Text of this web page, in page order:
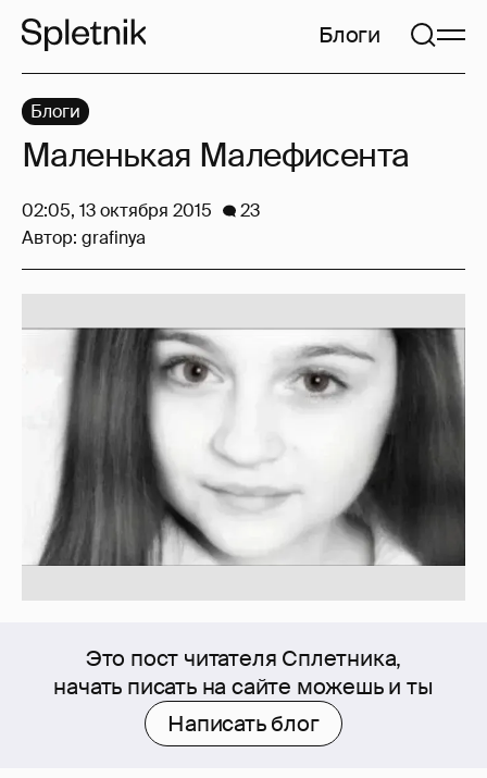
Блоги
Это пост читателя Сплетника,
начать писать на сайте можешь и ты
Написать блог
Блоги
Маленькая Малефисента
02:05, 13 октября 2015
23
Автор: grafinya